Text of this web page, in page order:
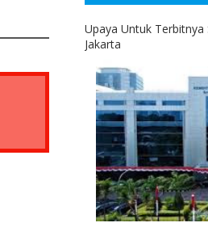
Upaya Untuk Terbitnya
Jakarta